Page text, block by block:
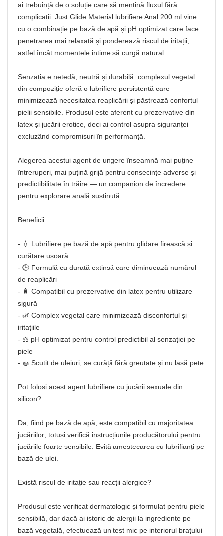
ai trebuință de o soluție care să mențină fluxul fără
complicații. Just Glide Material lubrifiere Anal 200 ml vine
cu o combinație pe bază de apă și pH optimizat care face
penetrarea mai relaxată și ponderează riscul de iritații,
astfel încât momentele intime să curgă natural.
Senzația e netedă, neutră și durabilă: complexul vegetal
din compoziție oferă o lubrifiere persistentă care
minimizează necesitatea reaplicării și păstrează confortul
pielii sensibile. Produsul este aferent cu prezervative din
latex și jucării erotice, deci ai control asupra siguranței
excluzând compromisuri în performanță.
Alegerea acestui agent de ungere înseamnă mai puține
întreruperi, mai puțină grijă pentru consecințe adverse și
predictibilitate în trăire — un companion de încredere
pentru explorare anală susținută.
Beneficii:
- 💧 Lubrifiere pe bază de apă pentru glidare firească și
curățare ușoară
- 🕒 Formulă cu durată extinsă care diminuează numărul
de reaplicări
- 🧴 Compatibil cu prezervative din latex pentru utilizare
sigură
- 🌿 Complex vegetal care minimizează disconfortul și
iritațiile
- ⚖️ pH optimizat pentru control predictibil al senzației pe
piele
- 🧽 Scutit de uleiuri, se curăță fără greutate și nu lasă pete
Pot folosi acest agent lubrifiere cu jucării sexuale din
silicon?
Da, fiind pe bază de apă, este compatibil cu majoritatea
jucăriilor; totuși verifică instrucțiunile producătorului pentru
jucăriile foarte sensibile. Evită amestecarea cu lubrifianți pe
bază de ulei.
Există riscul de iritație sau reacții alergice?
Produsul este verificat dermatologic și formulat pentru piele
sensibilă, dar dacă ai istoric de alergii la ingrediente pe
bază vegetală, efectuează un test mic pe interiorul brațului